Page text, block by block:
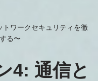
ワークセキュリティを徹
る〜
4: 通信と